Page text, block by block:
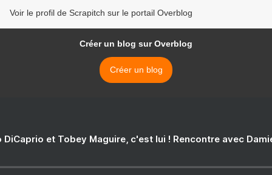
Voir le profil de Scrapitch sur le portail Overblog
Créer un blog sur Overblog
Créer un blog
DiCaprio et Tobey Maguire, c'est lui ! Rencontre avec